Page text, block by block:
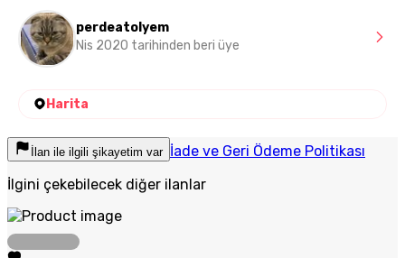
perdeatolyem
Nis 2020 tarihinden beri üye
Harita
İlan ile ilgili şikayetim var İade ve Geri Ödeme Politikası
İlgini çekebilecek diğer ilanlar